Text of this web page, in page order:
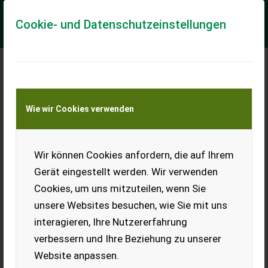
Cookie- und Datenschutzeinstellungen
Wie wir Cookies verwenden
Wir können Cookies anfordern, die auf Ihrem
Gerät eingestellt werden. Wir verwenden
Cookies, um uns mitzuteilen, wenn Sie
unsere Websites besuchen, wie Sie mit uns
interagieren, Ihre Nutzererfahrung
verbessern und Ihre Beziehung zu unserer
Website anpassen.
Meine Transportkostenanfrage
Transport von Land- und Baumaschinen –
KEINE Tiertransporte
Sonstige Darmex Wiesenegge / meadow harrow
== Weitere Informationen (DE) == Darmex Wiesenegge 9 m -
Breite: 9000 mm, vier Reihen - Gewicht: 1450 kg - Hydraulisch
ausgeklappt - Schleppenne...
EUR 6.294 inkl. 23 % MwSt.